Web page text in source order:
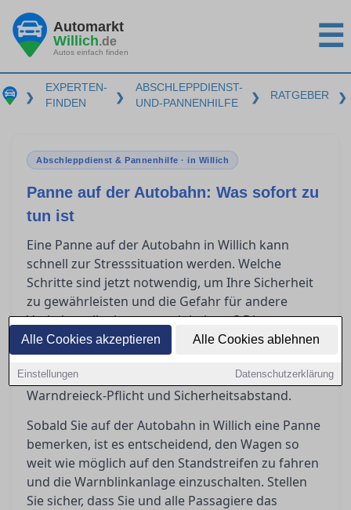
Alle Cookies akzeptieren Alle Cookies ablehnen
Einstellungen Datenschutzerklärung
Automarkt
Willich.de
Autos einfach finden ☰
❯
EXPERTEN-
FINDEN
❯
ABSCHLEPPDIENST-
UND-PANNENHILFE
❯ RATGEBER ❯
Abschleppdienst & Pannenhilfe · in Willich
Panne auf der Autobahn: Was sofort zu
tun ist
Eine Panne auf der Autobahn in Willich kann
schnell zur Stresssituation werden. Welche
Schritte sind jetzt notwendig, um Ihre Sicherheit
zu gewährleisten und die Gefahr für andere
Verkehrsteilnehmer zu minimieren? Dieser
Leitfaden bietet Ihnen Orientierung, ob Sie selbst
eingreifen können oder professionelle Hilfe
erforderlich ist, und erklärt die Bedeutung von
Warndreieck-Pflicht und Sicherheitsabstand.
Sobald Sie auf der Autobahn in Willich eine Panne
bemerken, ist es entscheidend, den Wagen so
weit wie möglich auf den Standstreifen zu fahren
und die Warnblinkanlage einzuschalten. Stellen
Sie sicher, dass Sie und alle Passagiere das